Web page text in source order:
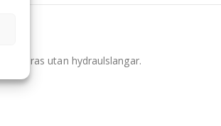
utan hydraulslangar.